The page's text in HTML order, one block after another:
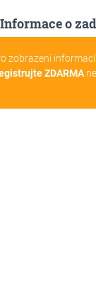
Informace o
zobrazení
ZDARMA